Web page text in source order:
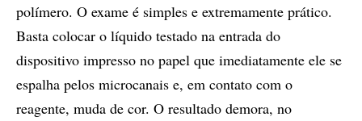
polímero. O exame é simples e extremamente prático.
Basta colocar o líquido testado na entrada do
dispositivo impresso no papel que imediatamente ele se
espalha pelos microcanais e, em contato com o
reagente, muda de cor. O resultado demora, no